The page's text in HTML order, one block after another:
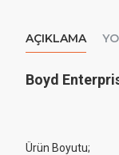
AÇIKLAMA
Boyd
Ürün Boyutu;